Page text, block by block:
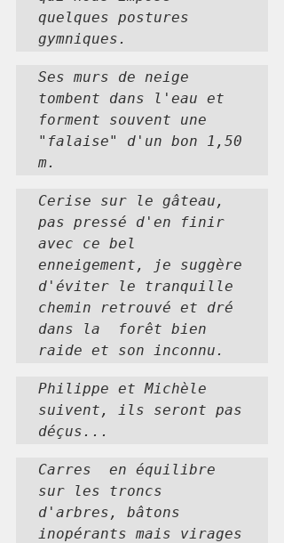
quelques postures
gymniques.
Ses murs de neige
tombent dans l'eau et
forment souvent une
"falaise" d'un bon 1,50
m.
Cerise sur le gâteau,
pas pressé d'en finir
avec ce bel
enneigement, je suggère
d'éviter le tranquille
chemin retrouvé et dré
dans la  forêt bien
raide et son inconnu.
Philippe et Michèle
suivent, ils seront pas
déçus...
Carres  en équilibre
sur les troncs
d'arbres, bâtons
inopérants mais virages